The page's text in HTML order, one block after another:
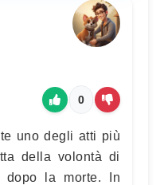
0
uno degli atti più
della volontà di
dopo la morte. In